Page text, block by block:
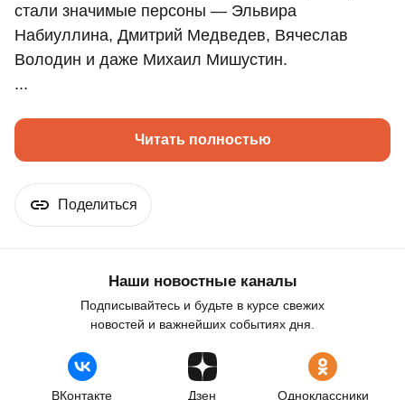
стали значимые персоны — Эльвира
Набиуллина, Дмитрий Медведев, Вячеслав
Володин и даже Михаил Мишустин.
...
Читать полностью
Поделиться
Наши новостные каналы
Подписывайтесь и будьте в курсе свежих
новостей и важнейших событиях дня.
ВКонтакте Дзен Одноклассники